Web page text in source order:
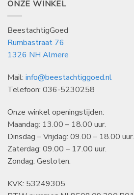
ONZE WINKEL
BeestachtigGoed
Rumbastraat 76
1326 NH Almere
Mail: info@beestachtiggoed.nl
Telefoon: 036-5230258
Onze winkel openingstijden:
Maandag: 13.00 – 18.00 uur.
Dinsdag – Vrijdag: 09.00 – 18.00 uur.
Zaterdag: 09.00 – 17.00 uur.
Zondag: Gesloten.
KVK: 53249305